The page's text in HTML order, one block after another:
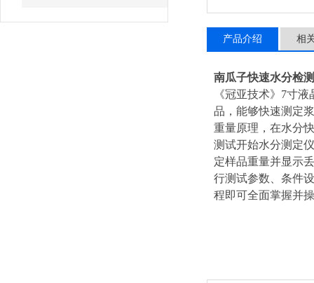
产品介绍 相
南瓜子快速水分检
《冠亚技术》7寸
品，能够快速测定
重量原理，在水分
测试开始水分测定
定样品重量并显示
行测试参数、条件
程即可全面掌握并